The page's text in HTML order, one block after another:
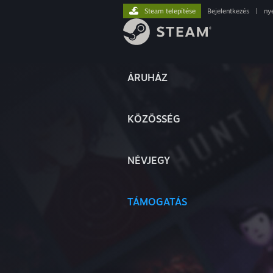
ÁRUHÁZ
KÖZÖSSÉG
NÉVJEGY
TÁMOGATÁS
Steam telepítése Bejelentkezés